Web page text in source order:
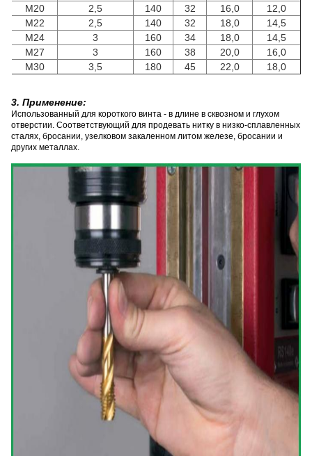
M20
2,5 140 32 16,0
12,0
M22
2,5 140 32 18,0
14,5
M24
3 160 34 18,0
14,5
M27
3 160 38 20,0
16,0
M30
3,5 180 45 22,0 18,0
3. Применение:
Использованный для короткого винта - в длине в сквозном и глухом
отверстии. Соответствующий для продевать нитку в низко-сплавленных
сталях, бросании, узелковом закаленном литом железе, бросании и
других металлах.